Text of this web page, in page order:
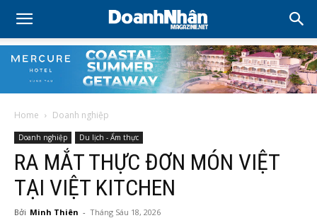
Home Doanh nghiệp
Doanh nghiệp Du lịch - Ẩm thực
RA MẮT THỰC ĐƠN MÓN VIỆT
TẠI VIỆT KITCHEN
Bởi Minh Thiên - Tháng Sáu 18, 2026